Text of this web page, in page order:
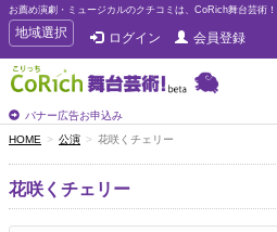
お薦め演劇・ミュージカルのクチコミは、CoRich舞台芸術！
T
o
g
g
e
n
a
v
i
地域選択 ログイン 会員登録
バナー広告お申込み
HOME 公演 花咲くチェリー
花咲くチェリー